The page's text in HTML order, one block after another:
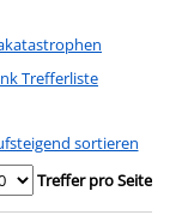
Trefferliste
sortieren
Treffer pro Seite